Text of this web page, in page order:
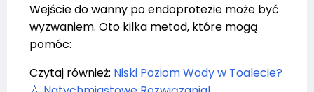
Wejście do wanny po endoprotezie może być
wyzwaniem. Oto kilka metod, które mogą
pomóc:
Czytaj również: Niski Poziom Wody w Toalecie?